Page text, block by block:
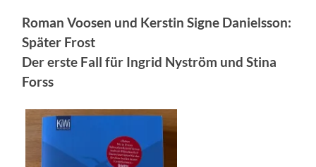
Roman Voosen und Kerstin Signe Danielsson:
Später Frost
Der erste Fall für Ingrid Nyström und Stina
Forss